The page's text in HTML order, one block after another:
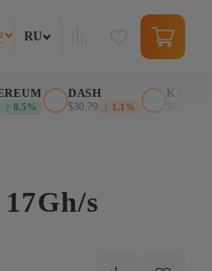
RU
DASH
$30.79 ↓ 1.1%
KASPA
$0.026281
s